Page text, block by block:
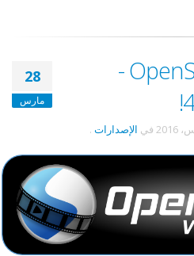
28
مارس
تم إصدار OpenShot 2.0 -
في الإصدارات .